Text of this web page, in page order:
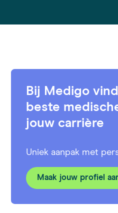
Bij Medigo
beste
jouw carrière
Uniek aanpak met
Maak jouw profiel